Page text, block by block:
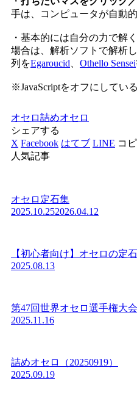
手は、コンピュータが自動
・基本的には自分の力で解
場合は、解析ソフトで解析し
列をEgaroucid Othello Sensei
※JavaScriptをオフにしてい
オセロ詰めオセロ
シェアする
X Facebook はてブ LINE コ
人気記事
オセロ定石集
2025.10.252026.04.12
【初心者向け】オセロの定
2025.08.13
第47回世界オセロ選手権大
2025.11.16
詰めオセロ（20250919）
2025.09.19